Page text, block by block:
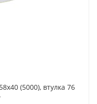
(5000), втулка 76